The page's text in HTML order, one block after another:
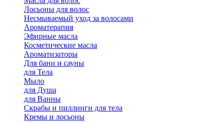
Лосьоны для волос
Несмываемый уход за волосами
Ароматерапия
Эфирные масла
Косметические масла
Ароматизаторы
Для бани и сауны
для Тела
Мыло
для Душа
для Ванны
Скрабы и пиллинги для тела
Кремы и лосьоны